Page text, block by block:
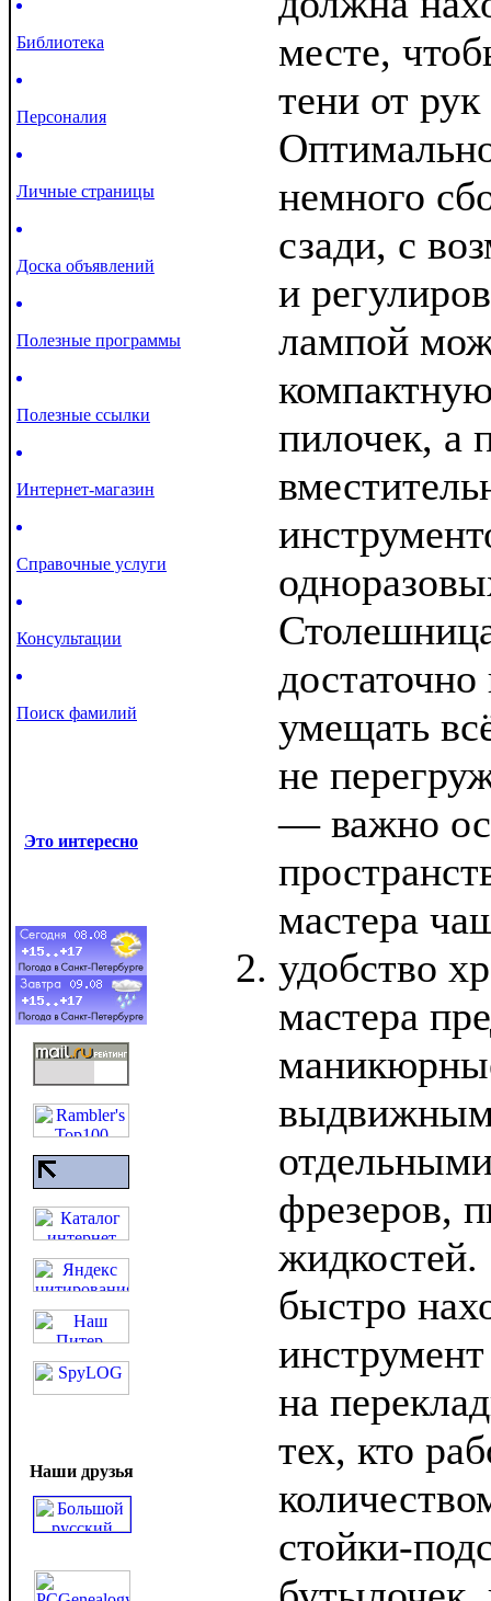
Библиотека
Персоналия
Личные страницы
Доска объявлений
Полезные программы
Полезные ссылки
Интернет-магазин
Справочные услуги
Консультации
Поиск фамилий
Это интересно
Наши друзья
месте,
тени от
немного
сзади, с
и
лампой
пилочек, а
умещать
не
— важно
мастера
удобство
мастера
фрезеров,
жидкостей.
быстро
на
тех, кто
стойки-